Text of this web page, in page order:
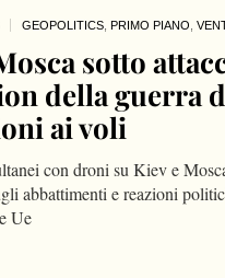
GEOPOLITICS PRIMO PIANO
sotto
della guerra
ai voli
con droni su Kiev e
abbattimenti e reazioni
Ue